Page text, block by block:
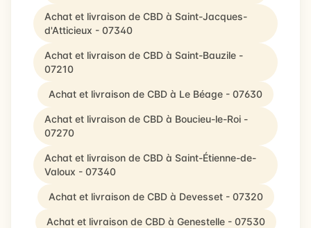
Achat et livraison de CBD à Saint-Jacques-
d'Atticieux - 07340
Achat et livraison de CBD à Saint-Bauzile -
07210
Achat et livraison de CBD à Le Béage - 07630
Achat et livraison de CBD à Boucieu-le-Roi -
07270
Achat et livraison de CBD à Saint-Étienne-de-
Valoux - 07340
Achat et livraison de CBD à Devesset - 07320
Achat et livraison de CBD à Genestelle - 07530